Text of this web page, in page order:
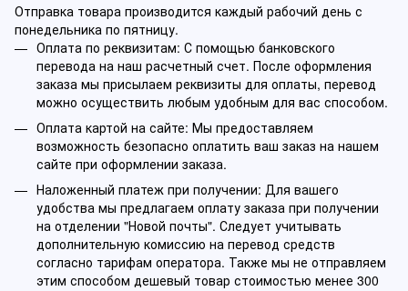
Отправка товара производится каждый рабочий день с
понедельника по пятницу.
Оплата по реквизитам: С помощью банковского
перевода на наш расчетный счет. После оформления
заказа мы присылаем реквизиты для оплаты, перевод
можно осуществить любым удобным для вас способом.
Оплата картой на сайте: Мы предоставляем
возможность безопасно оплатить ваш заказ на нашем
сайте при оформлении заказа.
Наложенный платеж при получении: Для вашего
удобства мы предлагаем оплату заказа при получении
на отделении "Новой почты". Следует учитывать
дополнительную комиссию на перевод средств
согласно тарифам оператора. Также мы не отправляем
этим способом дешевый товар стоимостью менее 300